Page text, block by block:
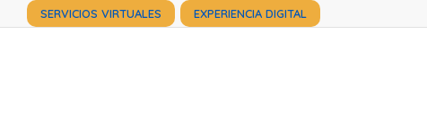
SERVICIOS VIRTUALES EXPERIENCIA DIGITAL